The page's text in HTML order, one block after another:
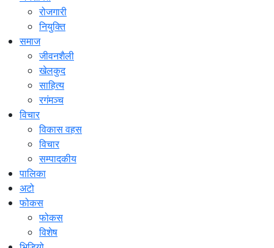
रोजगारी
नियुक्ति
समाज
जीवनशैली
खेलकुद
साहित्य
रगंमञ्च
विचार
विकास वहस
विचार
सम्पादकीय
पालिका
अटो
फोकस
फोकस
विशेष